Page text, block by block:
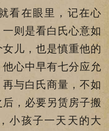
在眼里，记在心
一则是看白氏心意如
儿，也是慎重他的
心中早有七分应允
与白氏商量，不如
，必要另赁房子搬
小孩子一天天的大